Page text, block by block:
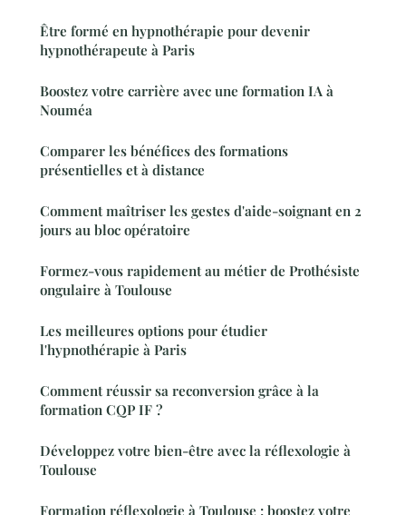
Être formé en hypnothérapie pour devenir
hypnothérapeute à Paris
Boostez votre carrière avec une formation IA à
Nouméa
Comparer les bénéfices des formations
présentielles et à distance
Comment maîtriser les gestes d'aide-soignant en 2
jours au bloc opératoire
Formez-vous rapidement au métier de Prothésiste
ongulaire à Toulouse
Les meilleures options pour étudier
l'hypnothérapie à Paris
Comment réussir sa reconversion grâce à la
formation CQP IF ?
Développez votre bien-être avec la réflexologie à
Toulouse
Formation réflexologie à Toulouse : boostez votre